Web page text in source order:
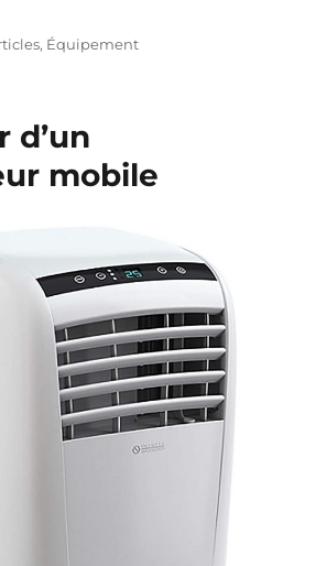
, Équipement
d’un
mobile